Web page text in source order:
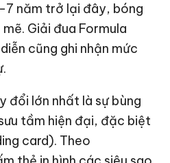
năm trở lại đây, bóng
Giải đua Formula
cũng ghi nhận mức
đổi lớn nhất là sự bùng
tầm hiện đại, đặc biệt
card). Theo